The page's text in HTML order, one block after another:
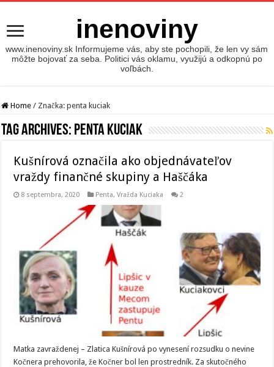
inenoviny
www.inenoviny.sk Informujeme vás, aby ste pochopili, že len vy sám
môžte bojovať za seba. Politici vás oklamu, využijú a odkopnú po
voľbách.
Home / Značka:penta kuciak
Tag Archives: penta kuciak
Kušnírová označila ako objednávateľov
vraždy finančné skupiny a Haščáka
8 septembra, 2020 Penta,Vražda Kuciaka 2
Matka zavraždenej – Zlatica Kušnírová po vynesení rozsudku o nevine
Kočnera prehovorila, že Kočner bol len prostredník. Za skutočného